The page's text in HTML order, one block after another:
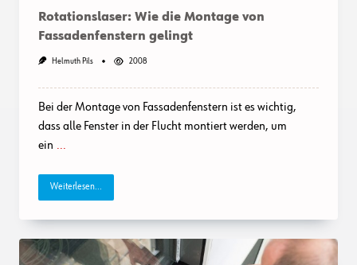
Rotationslaser: Wie die Montage von
Fassadenfenstern gelingt
Helmuth Pils 2008
Bei der Montage von Fassadenfenstern ist es wichtig,
dass alle Fenster in der Flucht montiert werden, um
ein ...
Weiterlesen...